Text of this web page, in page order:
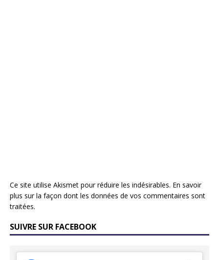
Ce site utilise Akismet pour réduire les indésirables. En savoir
plus sur la façon dont les données de vos commentaires sont
traitées.
SUIVRE SUR FACEBOOK